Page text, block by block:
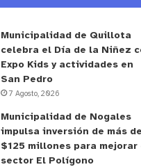
Municipalidad de Quillota
celebra el Día de la Niñez
Expo Kids y actividades en
San Pedro
7 Agosto, 2026
Municipalidad de Nogales
impulsa inversión de más de
$125 millones para mejorar
sector El Polígono